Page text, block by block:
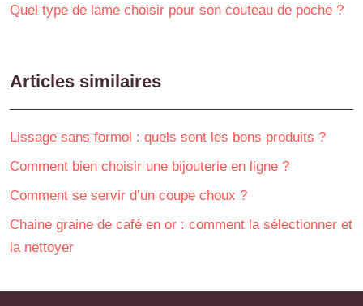
Quel type de lame choisir pour son couteau de poche ?
Articles similaires
Lissage sans formol : quels sont les bons produits ?
Comment bien choisir une bijouterie en ligne ?
Comment se servir d’un coupe choux ?
Chaine graine de café en or : comment la sélectionner et
la nettoyer